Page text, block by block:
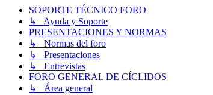
SOPORTE TÉCNICO FORO
↳ Ayuda y Soporte
PRESENTACIONES Y NORMAS
↳ Normas del foro
↳ Presentaciones
↳ Entrevistas
FORO GENERAL DE CÍCLIDOS
↳ Área general